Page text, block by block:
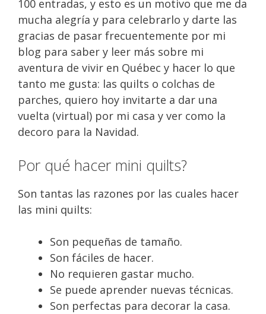
100 entradas, y esto es un motivo que me da
mucha alegría y para celebrarlo y darte las
gracias de pasar frecuentemente por mi
blog para saber y leer más sobre mi
aventura de vivir en Québec y hacer lo que
tanto me gusta: las quilts o colchas de
parches, quiero hoy invitarte a dar una
vuelta (virtual) por mi casa y ver como la
decoro para la Navidad.
Por qué hacer mini quilts?
Son tantas las razones por las cuales hacer
las mini quilts:
Son pequeñas de tamaño.
Son fáciles de hacer.
No requieren gastar mucho.
Se puede aprender nuevas técnicas.
Son perfectas para decorar la casa.